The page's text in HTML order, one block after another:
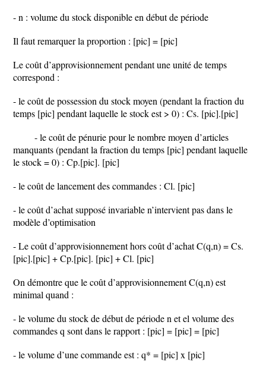
- n : volume du stock disponible en début de période
Il faut remarquer la proportion : [pic] = [pic]
Le coût d’approvisionnement pendant une unité de temps
correspond :
- le coût de possession du stock moyen (pendant la fraction du
temps [pic] pendant laquelle le stock est > 0) : Cs. [pic].[pic]
- le coût de pénurie pour le nombre moyen d’articles
manquants (pendant la fraction du temps [pic] pendant laquelle
le stock = 0) : Cp.[pic]. [pic]
- le coût de lancement des commandes : Cl. [pic]
- le coût d’achat supposé invariable n’intervient pas dans le
modèle d’optimisation
- Le coût d’approvisionnement hors coût d’achat C(q,n) = Cs.
[pic].[pic] + Cp.[pic]. [pic] + Cl. [pic]
On démontre que le coût d’approvisionnement C(q,n) est
minimal quand :
- le volume du stock de début de période n et el volume des
commandes q sont dans le rapport : [pic] = [pic] = [pic]
- le volume d’une commande est : q* = [pic] x [pic]